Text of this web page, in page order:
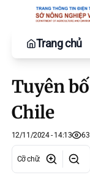
Trang chủ
Tuyên
Chile
12/11/2024 - 14:13
Cỡ chữ: